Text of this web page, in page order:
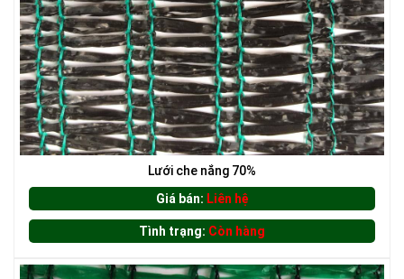
Lưới che nắng 70%
Giá bán: Liên hệ
Tình trạng: Còn hàng